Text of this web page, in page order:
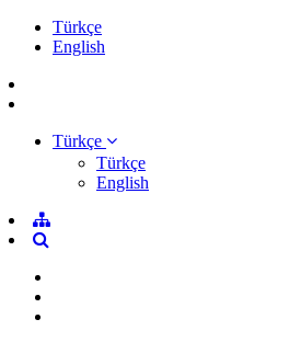
Türkçe
English
Türkçe
Türkçe
English